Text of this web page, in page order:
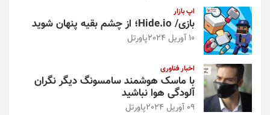
اپ بازار
بازی/ Hide.io؛ از چشم بقیه پنهان شوید
10 آوریل 2024 پاورتل
اخبار فناوری
با ماسک هوشمند سامسونگ دیگر نگران
آلودگی هوا نباشید
09 آوریل 2024 پاورتل